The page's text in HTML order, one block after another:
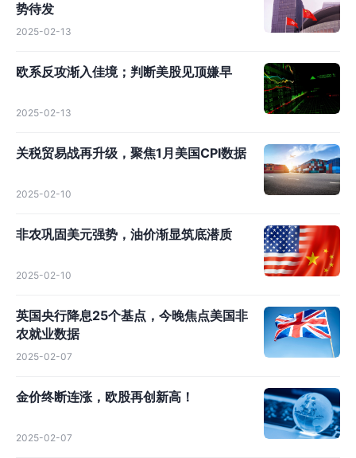
势待发
2025-02-13
欧系反攻渐入佳境；判断美股见顶嫌早
2025-02-13
关税贸易战再升级，聚焦1月美国CPI数据
2025-02-10
非农巩固美元强势，油价渐显筑底潜质
2025-02-10
英国央行降息25个基点，今晚焦点美国非
农就业数据
2025-02-07
金价终断连涨，欧股再创新高！
2025-02-07